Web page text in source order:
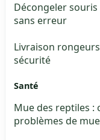
Décongeler
sans erreur
Livraison
sécurité
Santé
Mue des reptiles :
problèmes de mue